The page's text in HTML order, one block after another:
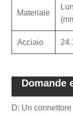
Materiale
Acciaio
Domande
D: Un